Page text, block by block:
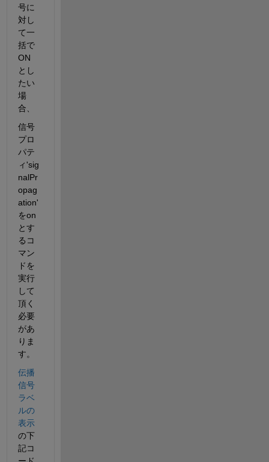
号に
対し
て一
括で
ON
とし
たい
場
合、
信号
プロ
パテ
ィ'sig
nalPr
opag
ation'
をon
とす
るコ
マン
ドを
実行
して
頂く
必要
があ
りま
す。
伝播
信号
ラベ
ルの
表示
の下
記コ